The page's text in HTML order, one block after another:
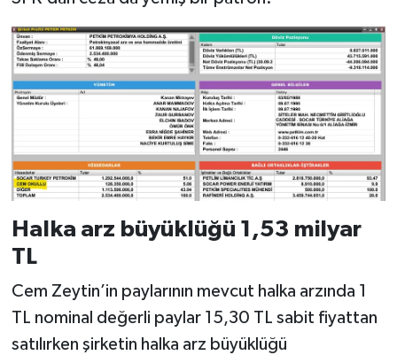
Halka arz büyüklüğü 1,53 milyar
TL
Cem Zeytin’in paylarının mevcut halka arzında 1
TL nominal değerli paylar 15,30 TL sabit fiyattan
satılırken şirketin halka arz büyüklüğü